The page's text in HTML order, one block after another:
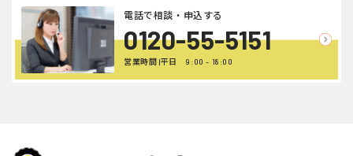
0120-55-5151
電話で相談・申込する
営業時間 |平日 9:00 - 18:00